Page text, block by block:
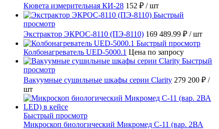
Кювета измерительная КИ-28 152 ₽ / шт
Быстрый
просмотр
Экстрактор ЭКРОС-8110 (ПЭ-8110) 169 489.99 ₽ / шт
Быстрый просмотр
Колбонагреватель UED-5000.1 Цена по запросу
Быстрый
просмотр
Вакуумные сушильные шкафы серии Clarity 279 200 ₽ /
шт
Быстрый просмотр
Микроскоп биологический Микромед С-11 (вар. 2ВА